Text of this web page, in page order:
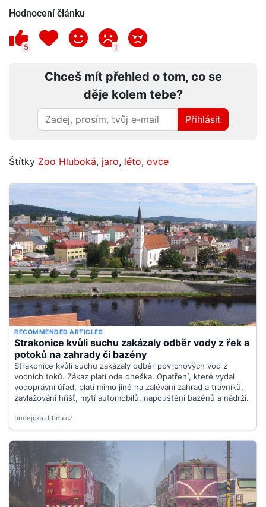
Hodnocení článku
5 1
Chceš mít přehled o tom, co se
děje kolem tebe?
Přihlásit
Štítky Zoo Hluboká, jaro, léto, ovce